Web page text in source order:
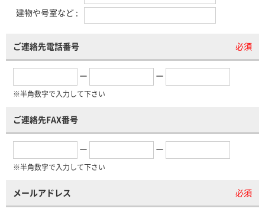
建物や号室など :
ご連絡先電話番号 必須
ー ー
※半角数字で入力して下さい
ご連絡先FAX番号
ー ー
※半角数字で入力して下さい
メールアドレス 必須